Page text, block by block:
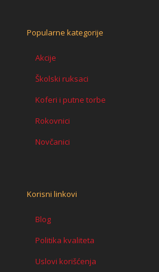
Popularne kategorije
Akcije
Školski ruksaci
Koferi i putne torbe
Rokovnici
Novčanici
Korisni linkovi
Blog
Politika kvaliteta
Uslovi korišćenja